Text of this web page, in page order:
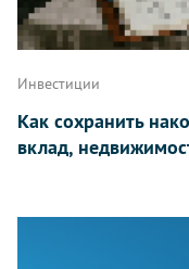
Инвестиции
Как сохранить
вклад,